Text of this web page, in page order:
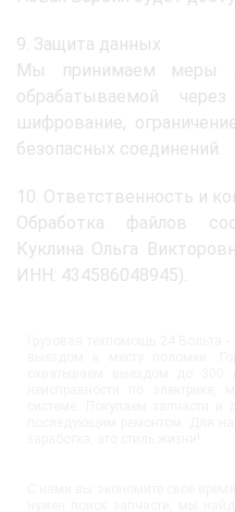
9. Защита данных
Мы принимаем меры
обрабатываемой
шифрование,
безопасных соединений.
10. Ответственность и
Обработка файлов
Куклина Ольга
ИНН: 434586048945).